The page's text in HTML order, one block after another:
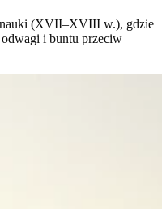
(XVII–XVIII w.), gdzie
odwagi i buntu przeciw